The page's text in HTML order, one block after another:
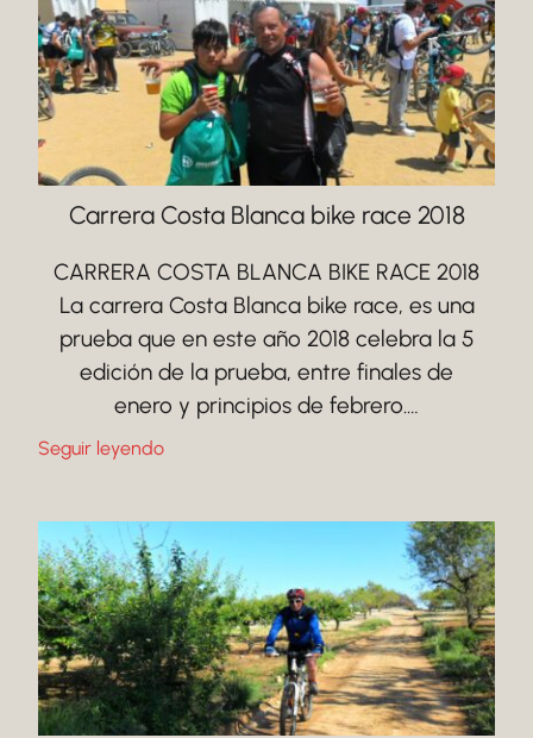
Carrera Costa Blanca bike race 2018
CARRERA COSTA BLANCA BIKE RACE 2018
La carrera Costa Blanca bike race, es una
prueba que en este año 2018 celebra la 5
edición de la prueba, entre finales de
enero y principios de febrero.…
Seguir leyendo